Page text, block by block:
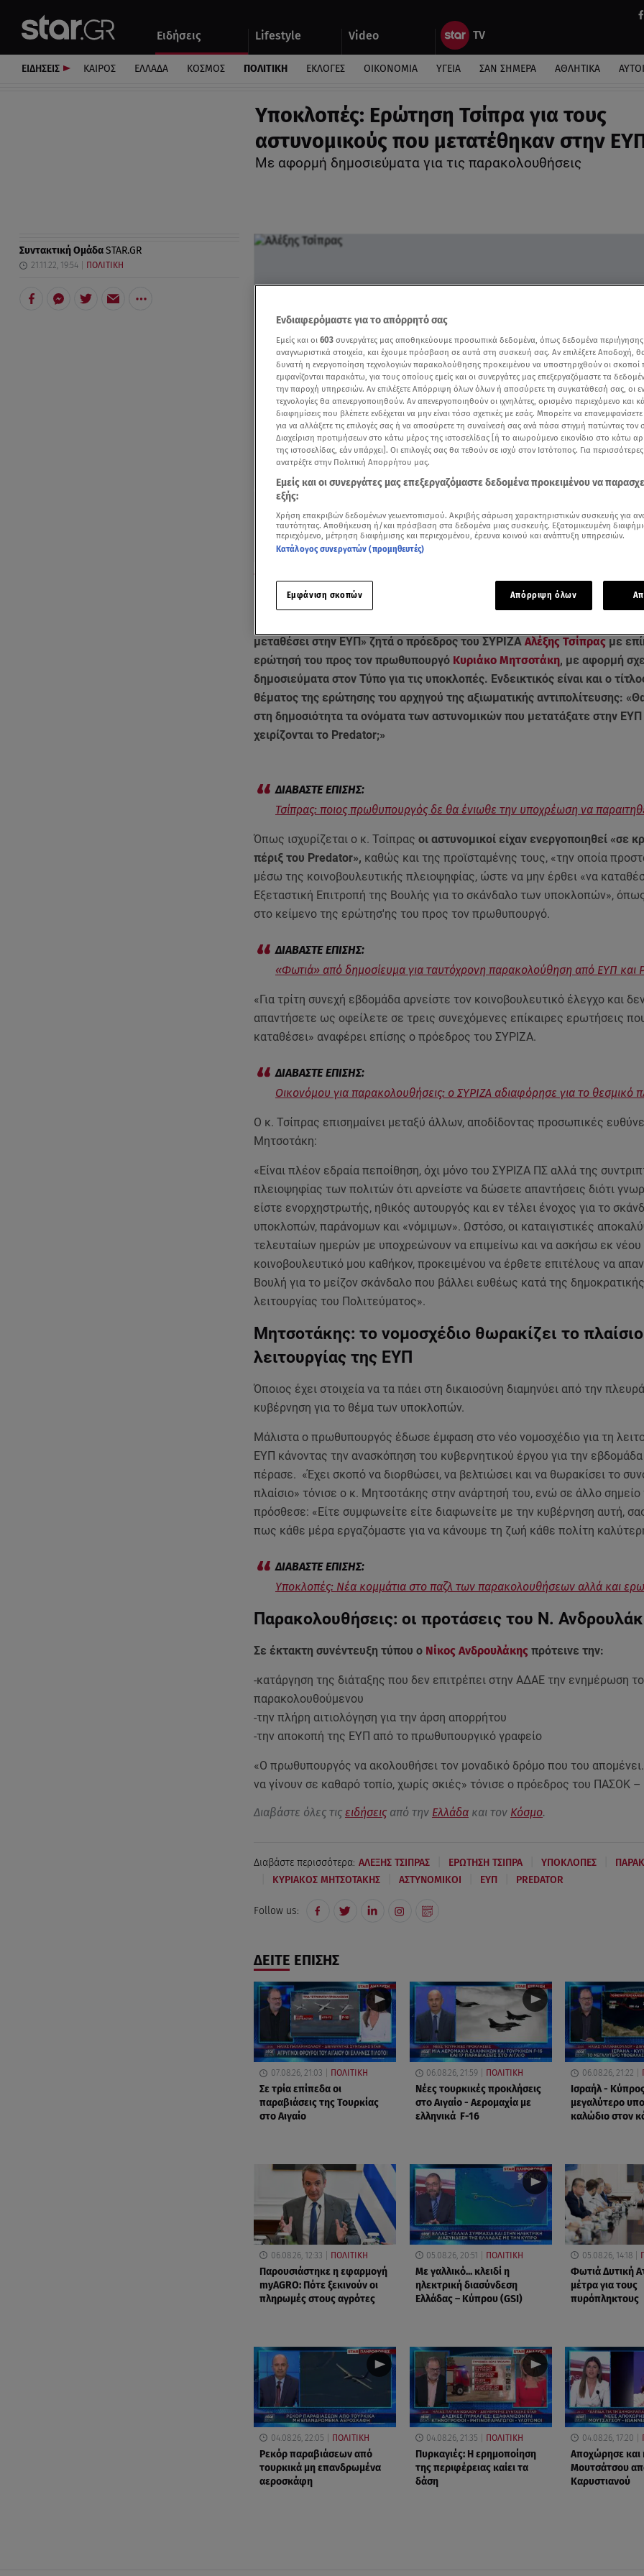
Ειδήσεις Lifestyle Video
Αυτοκίνητο
ΕΙΔΗΣΕΙΣ ΚΑΙΡΟΣ ΕΛΛΑΔΑ ΚΟΣΜΟΣ ΠΟΛΙΤΙΚΗ ΕΚΛΟΓΕΣ ΟΙΚΟΝΟΜΙΑ ΥΓΕΙΑ ΣΑΝ ΣΗΜΕΡΑ ΑΘΛΗΤΙΚΑ
Υποκλοπές: Ερώτηση Τσίπρα για τους
αστυνομικούς που μετατέθηκαν στην
Με αφορμή δημοσιεύματα για τις παρακολουθήσεις
Συντακτική ΟμάδαSTAR.GR
21.11.22, 19:54 ΠΟΛΙΤΙΚΗ
Add star.gr on Google
(φωτογραφία αρχείου Ευρωκίνηση)
μεταθέσει στην ΕΥΠ» ζητά ο πρόεδρος του ΣΥΡΙΖΑ Αλέξης Τσίπρας με
ερώτησή του προς τον πρωθυπουργό Κυριάκο Μητσοτάκη, με αφορμή
δημοσιεύματα στον Τύπο για τις υποκλοπές. Ενδεικτικός είναι και ο
θέματος της ερώτησης του αρχηγού της αξιωματικής αντιπολίτευσης:
στη δημοσιότητα τα ονόματα των αστυνομικών που μετατάξατε στην ΕΥΠ
χειρίζονται το Predator;»
Τσίπρας: ποιος πρωθυπουργός δε θα ένιωθε την υποχρέωση να
Όπως ισχυρίζεται ο κ. Τσίπρας οι αστυνομικοί είχαν ενεργοποιηθεί «σε
πέριξ του Predator», καθώς και της προϊσταμένης τους, «την οποία
μέσω της κοινοβουλευτικής πλειοψηφίας, ώστε να μην έρθει «να
Εξεταστική Επιτροπή της Βουλής για το σκάνδαλο των υποκλοπών»,
στο κείμενο της ερώτησ'ης του προς τον πρωθυπουργό.
«Φωτιά» από δημοσίευμα για ταυτόχρονη παρακολούθηση από ΕΥΠ και
«Για τρίτη συνεχή εβδομάδα αρνείστε τον κοινοβουλευτικό έλεγχο και
απαντήσετε ως οφείλετε σε τρεις συνεχόμενες επίκαιρες ερωτήσεις
καταθέσει» αναφέρει επίσης ο πρόεδρος του ΣΥΡΙΖΑ.
Οικονόμου για παρακολουθήσεις: ο ΣΥΡΙΖΑ αδιαφόρησε για το θεσμικό
Ο κ. Τσίπρας επισημαίνει μεταξύ άλλων, αποδίδοντας προσωπικές
Μητσοτάκη:
«Είναι πλέον εδραία πεποίθηση, όχι μόνο του ΣΥΡΙΖΑ ΠΣ αλλά της
πλειοψηφίας των πολιτών ότι αρνείστε να δώσετε απαντήσεις διότι
είστε ενορχηστρωτής, ηθικός αυτουργός και εν τέλει ένοχος για το
υποκλοπών, παράνομων και «νόμιμων». Ωστόσο, οι καταιγιστικές
τελευταίων ημερών με υποχρεώνουν να επιμείνω και να ασκήσω εκ νέου
κοινοβουλευτικό μου καθήκον, προκειμένου να έρθετε επιτέλους να
Βουλή για το μείζον σκάνδαλο που βάλλει ευθέως κατά της δημοκρατικής
λειτουργίας του Πολιτεύματος».
Μητσοτάκης: το νομοσχέδιο θωρακίζει το πλαίσιο
λειτουργίας της ΕΥΠ
Όποιος έχει στοιχεία να τα πάει στη δικαιοσύνη διαμηνύει από την
κυβέρνηση για το θέμα των υποκλοπών.
Μάλιστα ο πρωθυπουργός έδωσε έμφαση στο νέο νομοσχέδιο για τη
ΕΥΠ κάνοντας την ανασκόπηση του κυβερνητικού έργου για την
πέρασε. «Έχει σκοπό να διορθώσει, να βελτιώσει και να θωρακίσει το
πλαίσιο» τόνισε ο κ. Μητσοτάκης στην ανάρτησή του, ενώ σε άλλο σημείο
πρόσθεσε: «Είτε συμφωνείτε είτε διαφωνείτε με την κυβέρνηση αυτή,
πως κάθε μέρα εργαζόμαστε για να κάνουμε τη ζωή κάθε πολίτη
Υποκλοπές: Νέα κομμάτια στο παζλ των παρακολουθήσεων αλλά και
Παρακολουθήσεις: οι προτάσεις του Ν.
Σε έκτακτη συνέντευξη τύπου ο Νίκος Ανδρουλάκηςπρότεινε την:
-κατάργηση της διάταξης που δεν επιτρέπει στην ΑΔΑΕ την ενημέρωση
παρακολουθούμενου
-την πλήρη αιτιολόγηση για την άρση απορρήτου
-την αποκοπή της ΕΥΠ από το πρωθυπουργικό γραφείο
«Ο πρωθυπουργός να ακολουθήσει τον μοναδικό δρόμο που του
να γίνουν σε καθαρό τοπίο, χωρίς σκιές» τόνισε ο πρόεδρος του ΠΑΣΟΚ
Διαβάστε όλες τις ειδήσειςαπό την Ελλάδακαι τον Κόσμο.
Διαβάστε περισσότερα: ΑΛΕΞΗΣ ΤΣΙΠΡΑΣ ΕΡΩΤΗΣΗ ΤΣΙΠΡΑ ΥΠΟΚΛΟΠΕΣ
ΚΥΡΙΑΚΟΣ ΜΗΤΣΟΤΑΚΗΣ ΑΣΤΥΝΟΜΙΚΟΙ ΕΥΠ PREDATOR
Follow us:
ΔΕΙΤΕ ΕΠΙΣΗΣ
07.08.26, 21:03 ΠΟΛΙΤΙΚΗ
Σε τρία επίπεδα οι
παραβιάσεις της Τουρκίας
στο Αιγαίο
06.08.26, 21:59 ΠΟΛΙΤΙΚΗ
Νέες τουρκικές προκλήσεις
στο Αιγαίο - Αερομαχία με
ελληνικά F-16
06.08.26, 21:22
Ισραήλ -
μεγαλύτερο
καλώδιο στον
06.08.26, 12:33 ΠΟΛΙΤΙΚΗ
Παρουσιάστηκε η εφαρμογή
myAGRO: Πότε ξεκινούν οι
πληρωμές στους αγρότες
05.08.26, 20:51 ΠΟΛΙΤΙΚΗ
Με γαλλικό... κλειδί η
ηλεκτρική διασύνδεση
Ελλάδας – Κύπρου (GSI)
05.08.26, 14:18
Φωτιά Δυτική
μέτρα για τους
πυρόπληκτους
04.08.26, 22:05 ΠΟΛΙΤΙΚΗ
Ρεκόρ παραβιάσεων από
τουρκικά μη επανδρωμένα
αεροσκάφη
04.08.26, 21:35 ΠΟΛΙΤΙΚΗ
Πυρκαγιές: Η ερημοποίηση
της περιφέρειας καίει τα
δάση
04.08.26, 17:20
Αποχώρησε και
Μουτσάτσου
Καρυστιανού
Ενδιαφερόμαστε για το απόρρητό σας
Εμείς και οι 603 συνεργάτες μας αποθηκεύουμε προσωπικά δεδομένα, όπως δεδομένα
αναγνωριστικά στοιχεία, και έχουμε πρόσβαση σε αυτά στη συσκευή σας. Αν επιλέξετε Αποδοχή,
δυνατή η ενεργοποίηση τεχνολογιών παρακολούθησης προκειμένου να υποστηριχθούν οι σκοποί
εμφανίζονται παρακάτω, για τους οποίους εμείς και οι συνεργάτες μας επεξεργαζόμαστε τα
την παροχή υπηρεσιών. Αν επιλέξετε Απόρριψη όλων όλων ή αποσύρετε τη συγκατάθεσή σας, οι
τεχνολογίες θα απενεργοποιηθούν. Αν απενεργοποιηθούν οι ιχνηλάτες, ορισμένο περιεχόμενο και
διαφημίσεις που βλέπετε ενδέχεται να μην είναι τόσο σχετικές με εσάς. Μπορείτε να
για να αλλάξετε τις επιλογές σας ή να αποσύρετε τη συναίνεσή σας ανά πάσα στιγμή πατώντας τον
Διαχείριση προτιμήσεων στο κάτω μέρος της ιστοσελίδας [ή το αιωρούμενο εικονίδιο στο κάτω
της ιστοσελίδας, εάν υπάρχει]. Οι επιλογές σας θα τεθούν σε ισχύ στον Ιστότοπος. Για
ανατρέξτε στην Πολιτική Απορρήτου μας.
Εμείς και οι συνεργάτες μας επεξεργαζόμαστε δεδομένα προκειμένου να
εξής:
Χρήση επακριβών δεδομένων γεωεντοπισμού. Ακριβής σάρωση χαρακτηριστικών συσκευής για
ταυτότητας. Αποθήκευση ή/και πρόσβαση στα δεδομένα μιας συσκευής. Εξατομικευμένη
περιεχόμενο, μέτρηση διαφήμισης και περιεχομένου, έρευνα κοινού και ανάπτυξη υπηρεσιών.
Κατάλογος συνεργατών (προμηθευτές)
Εμφάνιση σκοπών Απόρριψη όλων